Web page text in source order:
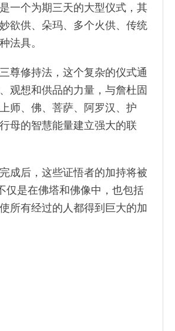
一个为期三天的大型仪式，其
欲供、朵玛、多个火供、传统
法具。
尊修持法，这个复杂的仪式通
观想和供品的力量，与詹杜固
师、佛、菩萨、阿罗汉、护
母的智慧能量建立强大的联
成后，这些证悟者的加持将被
是在佛塔和佛像中，也包括
所有经过的人都得到巨大的加